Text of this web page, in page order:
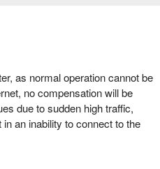
as normal operation cannot be
no compensation will be
due to sudden high traffic,
an inability to connect to the